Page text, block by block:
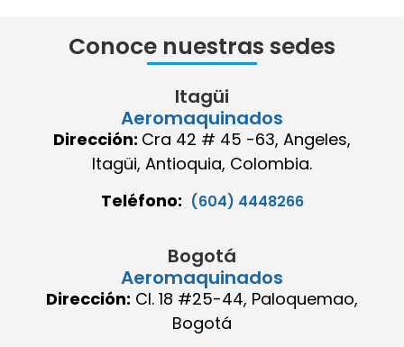
Conoce nuestras sedes
Itagüi
Aeromaquinados
Dirección: Cra 42 # 45 -63, Angeles,
Itagüi, Antioquia, Colombia.
Teléfono: (604) 4448266
Bogotá
Aeromaquinados
Dirección: Cl. 18 #25-44, Paloquemao,
Bogotá